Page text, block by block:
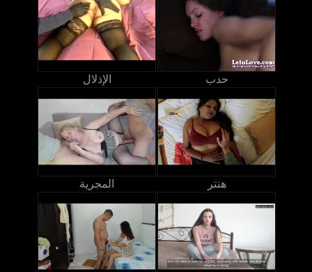
الإذلال حدب
المجرية هنتر